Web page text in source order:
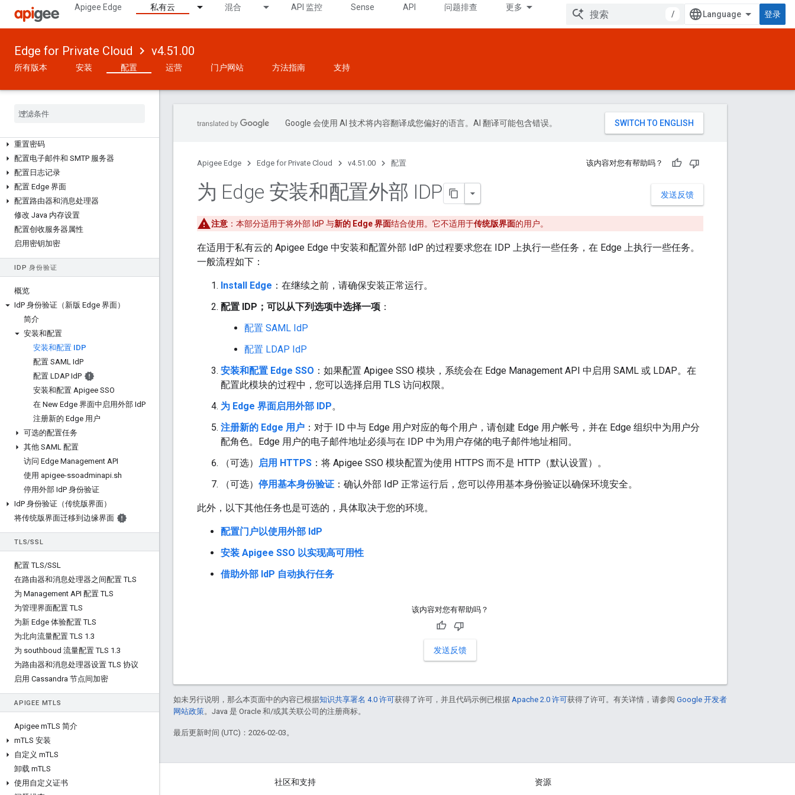
Apigee Edge 私有云 混合 API 监控 Sense API 问题排查 更多
/ 登录
Edge for Private Cloud v4.51.00
所有版本 安装 配置 运营 门户网站 方法指南 支持
版本 4.51.00
如何配置 Edge
关于行星、区域、Pod、组织、环境和虚
拟主机
重置密码
配置电子邮件和 SMTP 服务器
配置日志记录
配置 Edge 界面
配置路由器和消息处理器
修改 Java 内存设置
配置创收服务器属性
启用密钥加密
IDP 身份验证
概览
IdP 身份验证（新版 Edge 界面）
简介
安装和配置
安装和配置 IDP
配置 SAML IdP
配置 LDAP IdP
安装和配置 Apigee SSO
在 New Edge 界面中启用外部 IdP
注册新的 Edge 用户
可选的配置任务
其他 SAML 配置
访问 Edge Management API
使用 apigee-ssoadminapi.sh
停用外部 IdP 身份验证
IdP 身份验证（传统版界面）
将传统版界面迁移到边缘界面
TLS/SSL
配置 TLS/SSL
在路由器和消息处理器之间配置 TLS
为 Management API 配置 TLS
为管理界面配置 TLS
为新 Edge 体验配置 TLS
为北向流量配置 TLS 1 .3
为 southboud 流量配置 TLS 1 .3
为路由器和消息处理器设置 TLS 协议
启用 Cassandra 节点间加密
APIGEE MTLS
Apigee mTLS 简介
mTLS 安装
自定义 mTLS
卸载 mTLS
使用自定义证书
Google 会使用 AI 技术将内容翻译成您偏好的语言。AI 翻译可能包含错误。
Apigee Edge Edge for Private Cloud v4.51.00 配置 该内容对您有帮助吗？
发送反馈
为 Edge 安装和配置外部 IDP
注意 ：本部分适用于将外部 IdP 与新的 Edge 界面结合使用。它不适用于传统版界面的用户。
在适用于私有云的 Apigee Edge 中安装和配置外部 IdP 的过程要求您在 IDP 上执行一些任务，在 Edge 上执行一些任务。
一般流程如下：
Install Edge ：在继续之前，请确保安装正常运行。
配置 IDP；可以从下列选项中选择一项 ：
配置 SAML IdP
配置 LDAP IdP
安装和配置 Edge SSO ：如果配置 Apigee SSO 模块，系统会在 Edge Management API 中启用 SAML 或 LDAP。在
配置此模块的过程中，您可以选择启用 TLS 访问权限。
为 Edge 界面启用外部 IDP。
注册新的 Edge 用户 ：对于 ID 中与 Edge 用户对应的每个用户，请创建 Edge 用户帐号，并在 Edge 组织中为用户分
配角色。Edge 用户的电子邮件地址必须与在 IDP 中为用户存储的电子邮件地址相同。
（可选）
启用 HTTPS ：将 Apigee SSO 模块配置为使用 HTTPS 而不是 HTTP（默认设置）。
（可选） 停用基本身份验证 ：确认外部 IdP 正常运行后，您可以停用基本身份验证以确保环境安全。
此外，以下其他任务也是可选的，具体取决于您的环境。
配置门户以使用外部 IdP
安装 Apigee SSO 以实现高可用性
借助外部 IdP 自动执行任务
该内容对您有帮助吗？
发送反馈
如未另行说明，那么本页面中的内容已根据知识共享署名 4.0 许可获得了许可，并且代码示例已根据 Apache 2.0 许可获得了许可。有关详情，请参阅 Google 开发者
网站政策。Java 是 Oracle 和/或其关联公司的注册商标。
最后更新时间 (UTC)：2026-02-03。
Apigee 简介 社区和支持 资源